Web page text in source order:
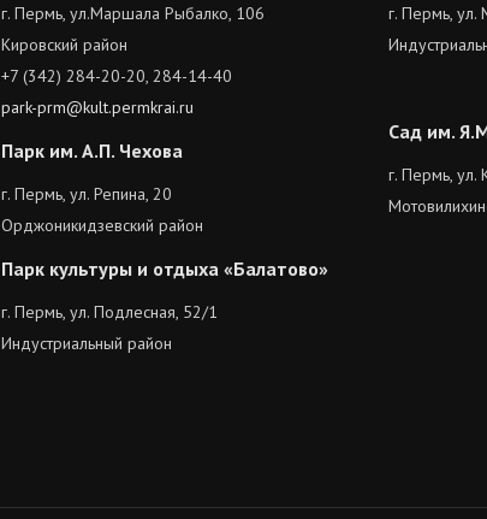
г. Пермь, ул.Маршала Рыбалко, 106
Кировский район
+7 (342) 284-20-20, 284-14-40
park-prm@kult.permkrai.ru
Парк им. А.П. Чехова
г. Пермь, ул. Репина, 20
Орджоникидзевский район
Парк культуры и отдыха «Балатово»
г. Пермь, ул. Подлесная, 52/1
Индустриальный район
г. Пермь, ул.
Сад им.
г. Пермь, ул.